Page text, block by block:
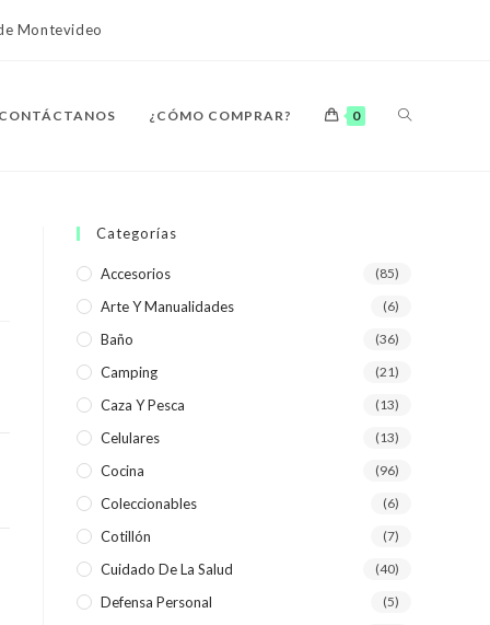
Montevideo
CONTÁCTANOS ¿CÓMO COMPRAR? 0 ALTERNAR
DE
LA
Categorías
Accesorios (85)
Arte Y Manualidades (6)
Baño (36)
Camping (21)
Caza Y Pesca (13)
Celulares (13)
Cocina (96)
Coleccionables (6)
Cotillón (7)
Cuidado De La Salud (40)
Defensa Personal (5)